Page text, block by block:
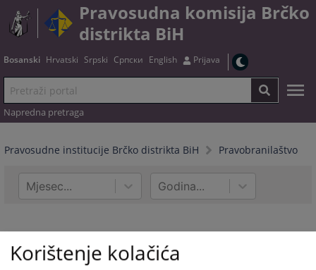
Pravosudna komisija Brčko
distrikta BiH
Bosanski Hrvatski Srpski Српски English Prijava
Napredna pretraga
Pravosudne institucije Brčko distrikta BiH Pravobranilaštvo
Mjesec... Godina...
Korištenje kolačića